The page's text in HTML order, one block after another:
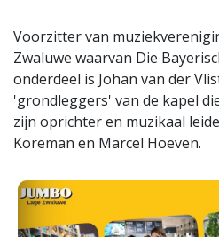
Voorzitter van
Zwaluwe waarvan Die
onderdeel is Johan van der
'grondleggers' van de kapel
zijn oprichter en muzikaal
Koreman en Marcel Hoeven.